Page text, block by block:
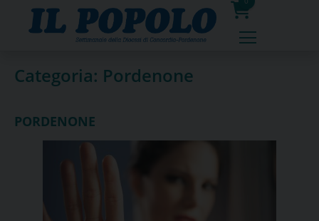
0
prodotti
Categoria: Pordenone
PORDENONE